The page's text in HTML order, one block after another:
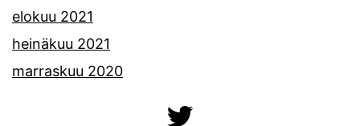
elokuu 2021
heinäkuu 2021
marraskuu 2020